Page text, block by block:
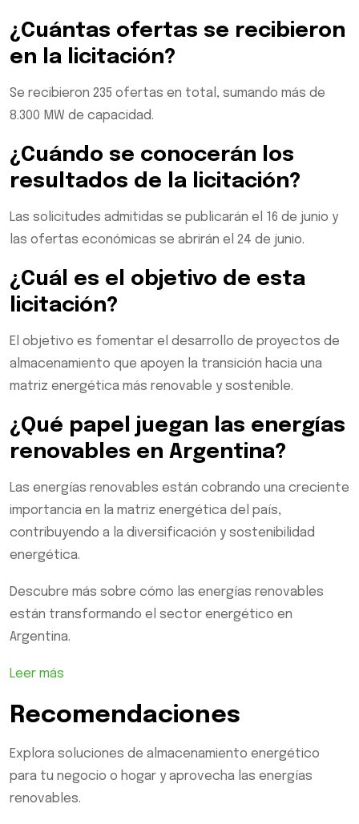
¿Cuántas ofertas se recibieron
en la licitación?
Se recibieron 235 ofertas en total, sumando más de
8.300 MW de capacidad.
¿Cuándo se conocerán los
resultados de la licitación?
Las solicitudes admitidas se publicarán el 16 de junio y
las ofertas económicas se abrirán el 24 de junio.
¿Cuál es el objetivo de esta
licitación?
El objetivo es fomentar el desarrollo de proyectos de
almacenamiento que apoyen la transición hacia una
matriz energética más renovable y sostenible.
¿Qué papel juegan las energías
renovables en Argentina?
Las energías renovables están cobrando una creciente
importancia en la matriz energética del país,
contribuyendo a la diversificación y sostenibilidad
energética.
Descubre más sobre cómo las energías renovables
están transformando el sector energético en
Argentina.
Leer más
Recomendaciones
Explora soluciones de almacenamiento energético
para tu negocio o hogar y aprovecha las energías
renovables.